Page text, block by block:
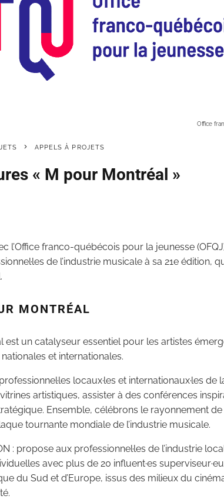
Office
APPELS À PROJETS
« M pour Montréal »
l’Office franco-québécois pour la jeunesse
de l’industrie musicale à sa 21e édition,
MONTRÉAL
un catalyseur essentiel pour les artistes
et internationales.
locaux·les et internationaux·les de
artistiques, assister à des conférences
Ensemble, célébrons le rayonnement
tournante mondiale de l’industrie musicale.
: propose aux professionnel·les de l’industrie
avec plus de 20 influent·es
du Sud et d’Europe, issus des milieux du